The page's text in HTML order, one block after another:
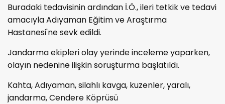
Buradaki tedavisinin ardından İ.Ö., ileri tetkik ve tedavi
amacıyla Adıyaman Eğitim ve Araştırma
Hastanesi'ne sevk edildi.
Jandarma ekipleri olay yerinde inceleme yaparken,
olayın nedenine ilişkin soruşturma başlatıldı.
Kahta, Adıyaman, silahlı kavga, kuzenler, yaralı,
jandarma, Cendere Köprüsü